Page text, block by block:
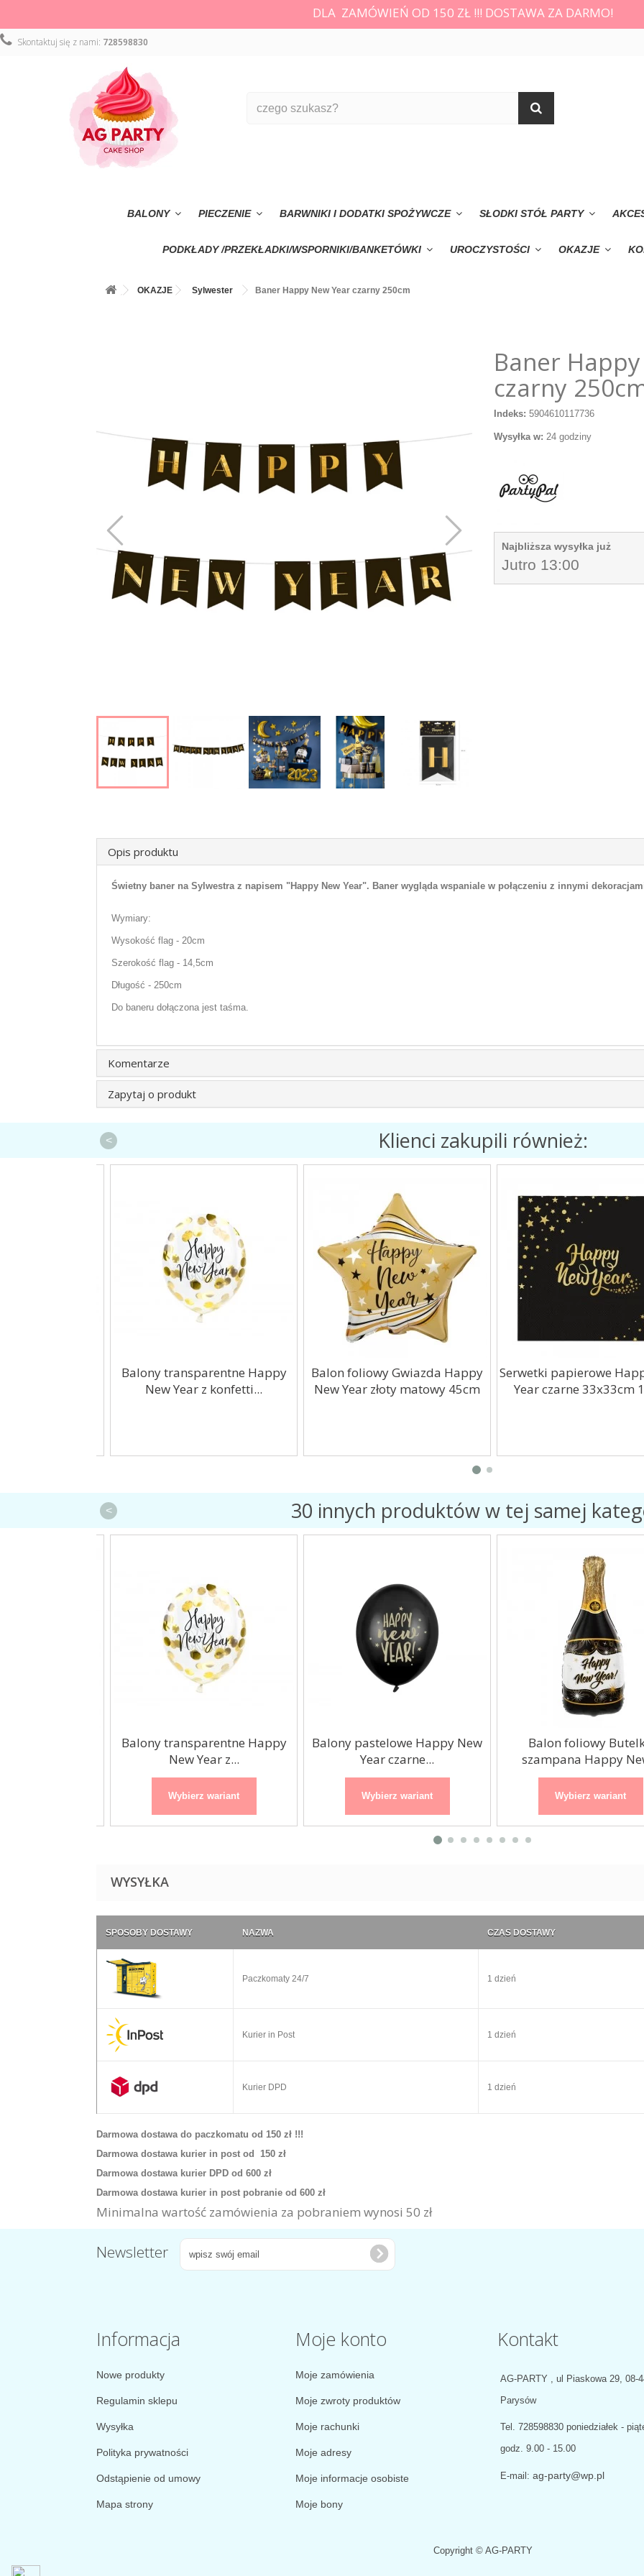
DLA ZAMÓWIEŃ OD 150 ZŁ !!! DOSTAWA ZA DARMO!
Skontaktuj się z nami: 728598830
BALONY PIECZENIE BARWNIKI I DODATKI SPOŻYWCZE SŁODKI STÓŁ PARTY
PODKŁADY /PRZEKŁADKI/WSPORNIKI/BANKETÓWKI UROCZYSTOŚCI OKAZJE
OKAZJE Sylwester Baner Happy New Year czarny 250cm
Baner
czarny
Indeks: 5904610117736
Wysyłka w: 24 godziny
Najbliższa wysyłka już
Jutro 13:00
Opis produktu
Świetny baner na Sylwestra z napisem "Happy New Year". Baner wygląda wspaniale w połączeniu z innymi
Wymiary:
Wysokość flag - 20cm
Szerokość flag - 14,5cm
Długość - 250cm
Do baneru dołączona jest taśma.
Komentarze
Zapytaj o produkt
Klienci zakupili również:
Balony transparentne Happy
New Year z konfetti...
Balon foliowy Gwiazda Happy
New Year złoty matowy 45cm
Serwetki papierowe
Year czarne 33x33cm
<
30 innych produktów w tej samej
Balony transparentne Happy
New Year z...
Wybierz wariant
Balony pastelowe Happy New
Year czarne...
Wybierz wariant
Balon foliowy Butelka
szampana Happy
Wybierz wariant
<
WYSYŁKA
SPOSOBY DOSTAWY NAZWA CZAS DOSTAWY
Paczkomaty 24/7 1 dzień
Kurier in Post 1 dzień
Kurier DPD 1 dzień
Darmowa dostawa do paczkomatu od 150 zł !!!
Darmowa dostawa kurier in post od 150 zł
Darmowa dostawa kurier DPD od 600 zł
Darmowa dostawa kurier in post pobranie od 600 zł
Minimalna wartość zamówienia za pobraniem wynosi 50 zł
Newsletter
Informacja
Nowe produkty
Regulamin sklepu
Wysyłka
Polityka prywatności
Odstąpienie od umowy
Mapa strony
Moje konto
Moje zamówienia
Moje zwroty produktów
Moje rachunki
Moje adresy
Moje informacje osobiste
Moje bony
Kontakt
AG-PARTY , ul Piaskowa 29, 08-
Parysów
Tel. 728598830 poniedziałek -
godz. 9.00 - 15.00
E-mail: ag-party@wp.pl
Copyright © AG-PARTY